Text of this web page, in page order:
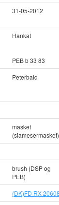
31-05-2012
Hankat
PEB b 33 83
Peterbald
masket
(siamesermasket)
brush (DSP og
PEB)
(DK)FD RX